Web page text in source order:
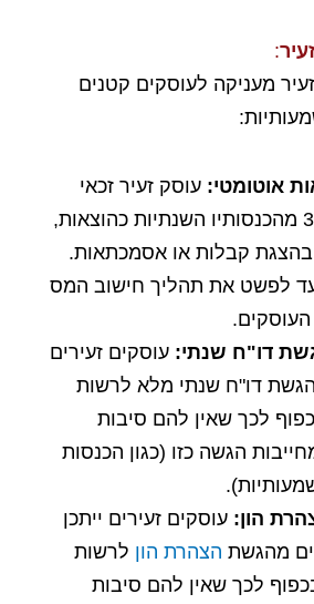
:
מעניקה לעוסקים קטנים
אוטומטי: עוסק זעיר זכאי
לנכות 30% מהכנסותיו השנתיות כהוצאות,
בהצגת קבלות או אסמכתאות.
לפשט את תהליך חישוב המס
דו"ח שנתי: עוסקים זעירים
דו"ח שנתי מלא לרשות
לכך שאין להם סיבות
הגשה כזו (כגון הכנסות
הון: עוסקים זעירים ייתכן
מהגשת הצהרת הון לרשות
לכך שאין להם סיבות